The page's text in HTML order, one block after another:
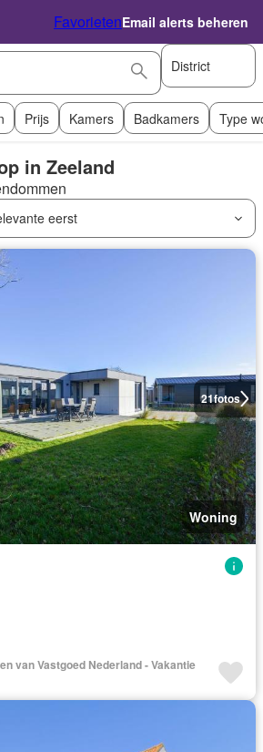
FavorietenEmail alerts beheren
District
Prijs Kamers Badkamers Type
in Zeeland
eerst
21fotos
Woning
van Vastgoed Nederland - Vakantie